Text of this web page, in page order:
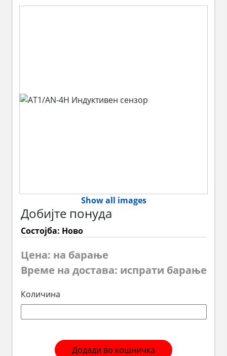
Show all images
Добијте понуда
Состојба: Ново
Цена: на барање
Време на достава: испрати барање
Количина
Додади во кошничка